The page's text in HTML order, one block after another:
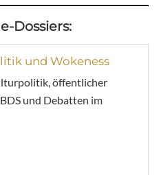
Dossiers:
und Wokeness
öffentlicher
und Debatten im